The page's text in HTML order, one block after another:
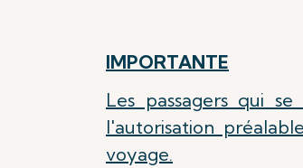
IMPORTANTE
Les passagers qui
l'autorisation
voyage.